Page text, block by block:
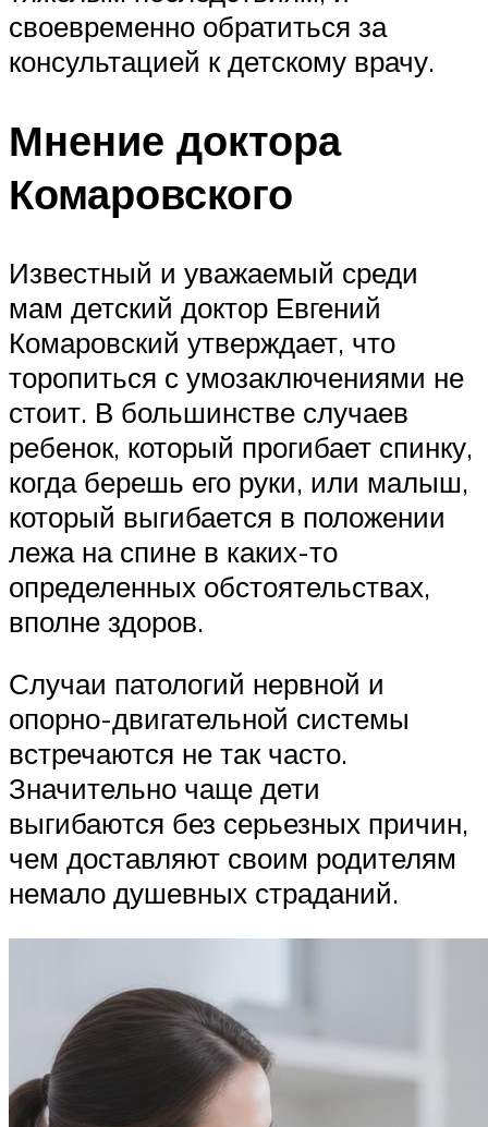
своевременно обратиться за
консультацией к детскому врачу.
Мнение доктора
Комаровского
Известный и уважаемый среди
мам детский доктор Евгений
Комаровский утверждает, что
торопиться с умозаключениями не
стоит. В большинстве случаев
ребенок, который прогибает спинку,
когда берешь его руки, или малыш,
который выгибается в положении
лежа на спине в каких-то
определенных обстоятельствах,
вполне здоров.
Случаи патологий нервной и
опорно-двигательной системы
встречаются не так часто.
Значительно чаще дети
выгибаются без серьезных причин,
чем доставляют своим родителям
немало душевных страданий.